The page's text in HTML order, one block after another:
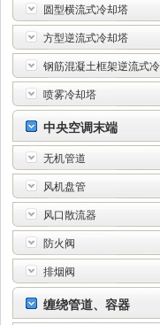
圆型横流式冷却塔
方型逆流式冷却塔
钢筋混凝土框架逆流式
喷雾冷却塔
中央空调末端
无机管道
风机盘管
风口散流器
防火阀
排烟阀
缠绕管道、容器